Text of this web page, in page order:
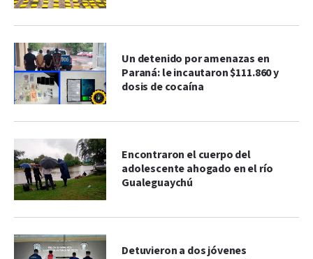
Un detenido por amenazas en
Paraná: le incautaron $111.860 y
dosis de cocaína
Encontraron el cuerpo del
adolescente ahogado en el río
Gualeguaychú
Detuvieron a dos jóvenes